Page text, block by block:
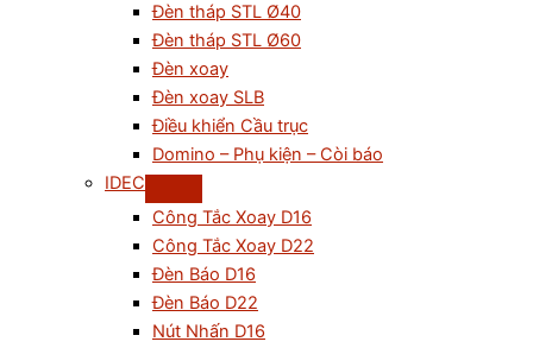
Đèn tháp STL Ø40
Đèn tháp STL Ø60
Đèn xoay
Đèn xoay SLB
Điều khiển Cầu trục
Domino – Phụ kiện – Còi báo
IDEC
Công Tắc Xoay D16
Công Tắc Xoay D22
Đèn Báo D16
Đèn Báo D22
Nút Nhấn D16